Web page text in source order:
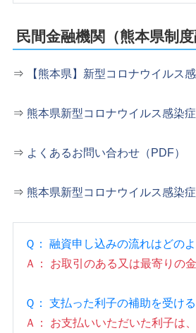
民間金融機関（熊本県制度
⇒ 【熊本県】新型コロナウイルス
⇒ 熊本県新型コロナウイルス感染
⇒ よくあるお問い合わせ（PDF）
⇒ 熊本県新型コロナウイルス感染
Ｑ： 融資申し込みの流れはどの
Ａ： お取引のある又は最寄りの
Ｑ： 支払った利子の補助を受け
Ａ： お支払いいただいた利子は